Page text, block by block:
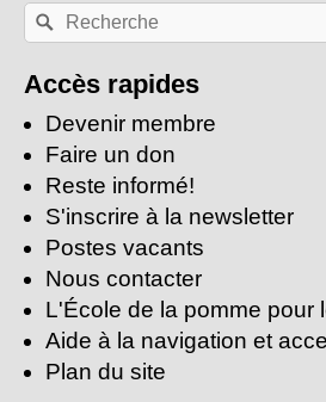
Recherche
par
clés:
Rechercher
Accès rapides
Devenir membre
Faire un don
Reste informé!
S'inscrire à la newsletter
Postes vacants
Nous contacter
L'École de la pomme pour
Aide à la navigation et
Plan du site